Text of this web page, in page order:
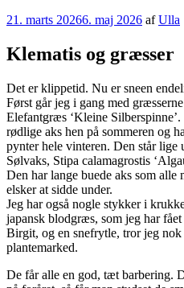
Udgivet
21. marts 20266. maj 2026 afUlla
Klematis og græsser
Det er klippetid. Nu er sneen
Først går jeg i gang med
Elefantgræs ‘Kleine
rødlige aks hen på sommeren og
pynter hele vinteren. Den står lige
Sølvaks, Stipa calamagrostis
Den har lange buede aks som alle
elsker at sidde under.
Jeg har også nogle stykker i
japansk blodgræs, som jeg har
Birgit, og en snefrytle, tror jeg nok
plantemarked.
De får alle en god, tæt barbering.